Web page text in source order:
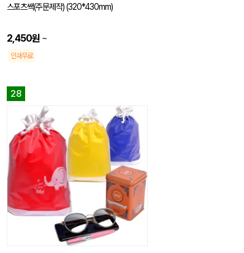
스포츠쌕(주문제작) (320*430mm)
2,450원 ~
인쇄무료
28